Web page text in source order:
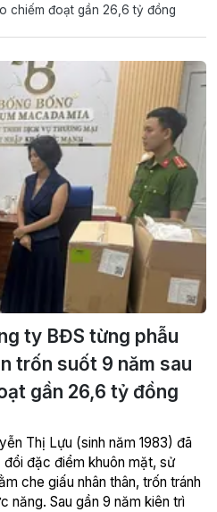
chiếm đoạt gần 26,6 tỷ đồng
ty BĐS từng phẫu
trốn suốt 9 năm sau
gần 26,6 tỷ đồng
Thị Lựu (sinh năm 1983) đã
đặc điểm khuôn mặt, sử
che giấu nhân thân, trốn tránh
năng. Sau gần 9 năm kiên trì